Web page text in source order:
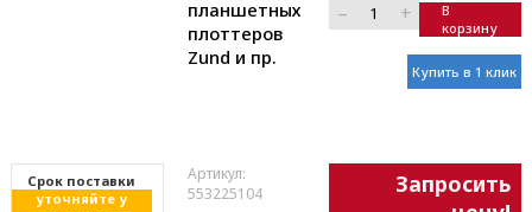
планшетных
плоттеров
Zund и пр.
– +
В
корзину
Купить в 1 клик
Cрок поставки
уточняйте у
Артикул:
553225104
Запросить